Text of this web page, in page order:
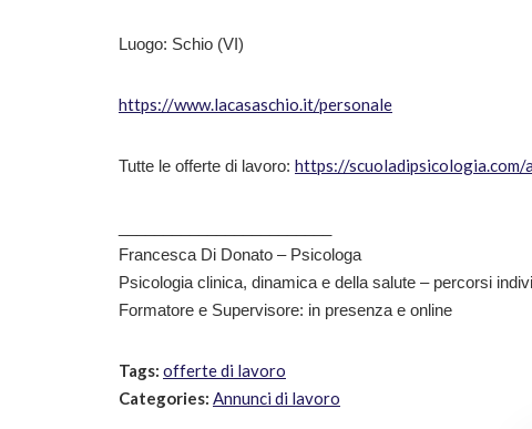
Luogo: Schio (VI)
https://www.lacasaschio.it/personale
Tutte le offerte di lavoro: https://
Francesca Di Donato – Psicologa
Psicologia clinica, dinamica e della salute – percorsi
Formatore e Supervisore: in presenza e online
Tags: offerte di lavoro
Categories: Annunci di lavoro